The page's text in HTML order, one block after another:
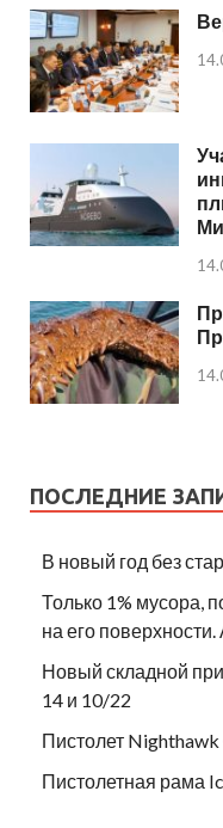
ПОСЛЕДНИЕ
В новый год без
Только 1% мусора,
на его поверхности.
Новый складной
14 и 10/22
Пистолет
Пистолетная рама